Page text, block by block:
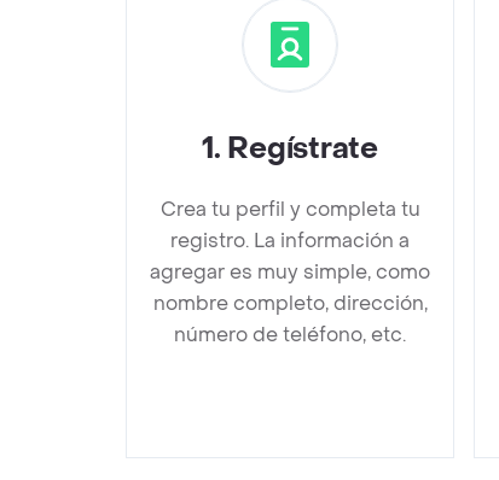
1. Regístrate
Crea tu perfil y completa tu
registro. La información a
agregar es muy simple, como
nombre completo, dirección,
número de teléfono, etc.